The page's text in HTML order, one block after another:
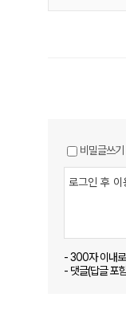
비밀글쓰기
- 300자 이내
- 댓글(답글 포